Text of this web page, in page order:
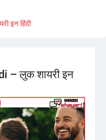
इन हिंदी
– लुक शायरी इन